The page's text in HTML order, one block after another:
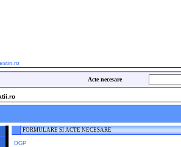
estiri.ro
Acte necesare
FORMULARE SI ACTE NECESARE
DGP